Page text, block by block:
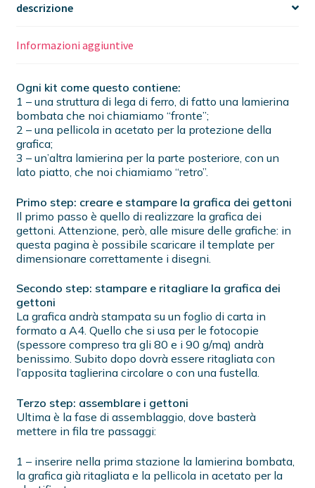
descrizione
Informazioni aggiuntive
Ogni kit come questo contiene:
1 – una struttura di lega di ferro, di fatto una lamierina
bombata che noi chiamiamo “fronte”;
2 – una pellicola in acetato per la protezione della
grafica;
3 – un’altra lamierina per la parte posteriore, con un
lato piatto, che noi chiamiamo “retro”.
Primo step: creare e stampare la grafica dei gettoni
Il primo passo è quello di realizzare la grafica dei
gettoni. Attenzione, però, alle misure delle grafiche: in
questa pagina è possibile scaricare il template per
dimensionare correttamente i disegni.
Secondo step: stampare e ritagliare la grafica dei
gettoni
La grafica andrà stampata su un foglio di carta in
formato a A4. Quello che si usa per le fotocopie
(spessore compreso tra gli 80 e i 90 g/mq) andrà
benissimo. Subito dopo dovrà essere ritagliata con
l’apposita taglierina circolare o con una fustella.
Terzo step: assemblare i gettoni
Ultima è la fase di assemblaggio, dove basterà
mettere in fila tre passaggi:
1 – inserire nella prima stazione la lamierina bombata,
la grafica già ritagliata e la pellicola in acetato per la